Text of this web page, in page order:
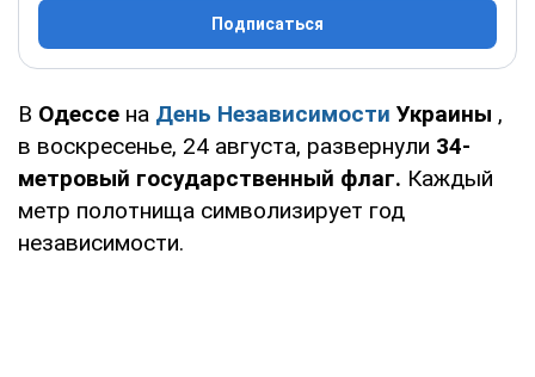
Подписаться
В Одессе на День Независимости Украины ,
в воскресенье, 24 августа, развернули 34-
метровый государственный флаг. Каждый
метр полотнища символизирует год
независимости.